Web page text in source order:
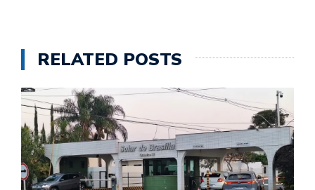
RELATED POSTS